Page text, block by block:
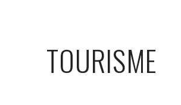
TOURISME